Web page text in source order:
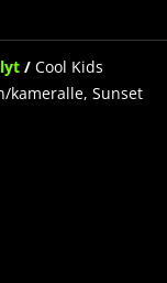
/ Cool Kids
kameralle, Sunset